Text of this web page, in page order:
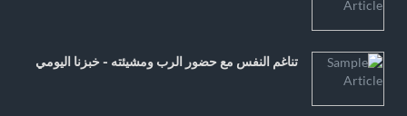
تناغم النفس مع حضور الرب ومشيئته - خبزنا اليومي